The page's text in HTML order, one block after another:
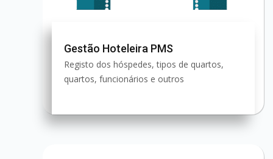
Gestão Hoteleira PMS
Registo dos hóspedes, tipos de quartos,
quartos, funcionários e outros